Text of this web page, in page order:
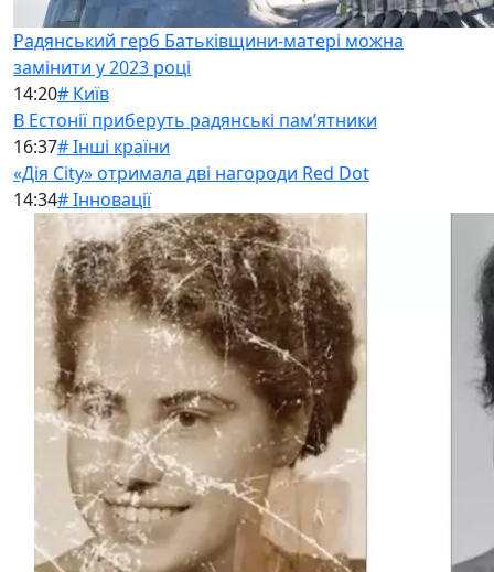
Радянський герб Батьківщини-матері можна
замінити у 2023 році
14:20# Київ
В Естонії приберуть радянські памʼятники
16:37# Інші країни
«Дія City» отримала дві нагороди Red Dot
14:34# Інновації